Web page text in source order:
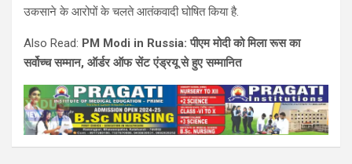
उकसाने के आरोपों के चलते आतंकवादी घोषित किया है.
Also Read: PM Modi in Russia: पीएम मोदी को मिला रूस का
सर्वोच्च सम्मान, ऑर्डर ऑफ सेंट एंड्रयू से हुए सम्मानित